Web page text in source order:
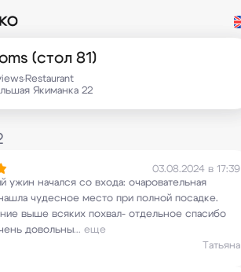
(стол 81)
•Restaurant
Якиманка 22
03.08.2024 в 17:39
ужин начался со входа: очаровательная
чудесное место при полной посадке.
выше всяких похвал- отдельное спасибо
довольны... еще
Татьяна